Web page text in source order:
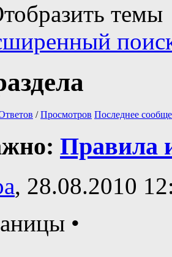
темы
/Просмотров Последнее
Правила
, 28.08.2010
•